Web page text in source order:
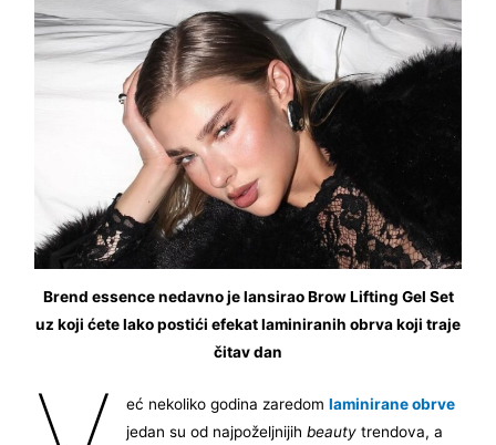
Brend essence nedavno je lansirao Brow Lifting Gel Set
uz koji ćete lako postići efekat laminiranih obrva koji traje
čitav dan
eć nekoliko godina zaredom laminirane obrve
jedan su od najpoželjnijih beautytrendova, a